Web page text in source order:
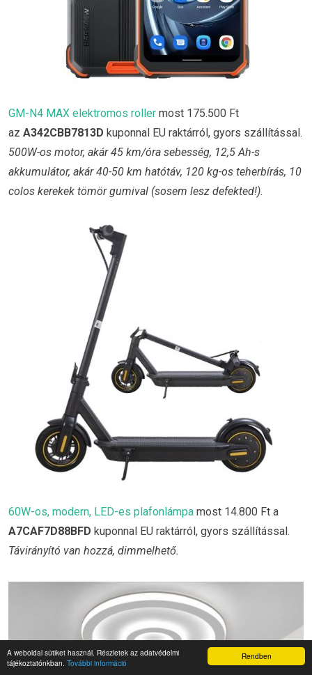
Rendben
A weboldal sütiket használ. Részletek az adatvédelmi
tájékoztatónkban. További információ
GM-N4 MAX elektromos roller most 175.500 Ft
az A342CBB7813D kuponnal EU raktárról, gyors szállítással.
500W-os motor, akár 45 km/óra sebesség, 12,5 Ah-s
akkumulátor, akár 40-50 km hatótáv, 120 kg-os teherbírás, 10
colos kerekek tömör gumival (sosem lesz defekted!).
60W-os, modern, LED-es plafonlámpa most 14.800 Ft a
A7CAF7D88BFD kuponnal EU raktárról, gyors szállítással.
Távirányító van hozzá, dimmelhető.